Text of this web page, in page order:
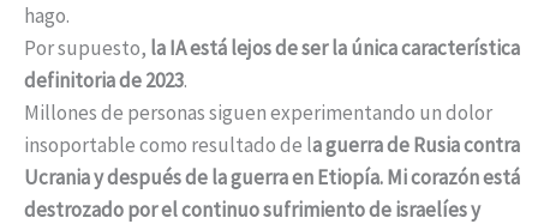
hago.
Por supuesto, la IA está lejos de ser la única característica
definitoria de 2023.
Millones de personas siguen experimentando un dolor
insoportable como resultado de la guerra de Rusia contra
Ucrania y después de la guerra en Etiopía. Mi corazón está
destrozado por el continuo sufrimiento de israelíes y